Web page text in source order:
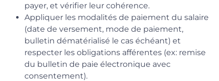
payer, et vérifier leur cohérence.
Appliquer les modalités de paiement du salaire
(date de versement, mode de paiement,
bulletin dématérialisé le cas échéant) et
respecter les obligations afférentes (ex: remise
du bulletin de paie électronique avec
consentement).